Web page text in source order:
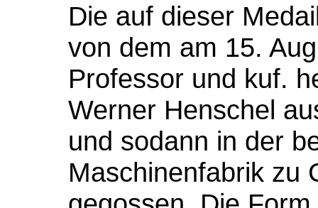
Die auf dieser
von dem am 15.
Professor und kuf.
Werner Henschel
und sodann in der
Maschinenfabrik zu